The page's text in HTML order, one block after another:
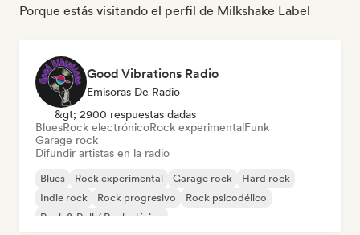
Porque estás visitando el perfil de Milkshake Label
Good Vibrations Radio
Emisoras De Radio
&gt; 2900 respuestas dadas
BluesRock electrónicoRock experimentalFunk
Garage rock
Difundir artistas en la radio
Blues Rock experimental Garage rock
Hard rock
Indie rock
Rock progresivo
Rock psicodélico
Rock & Roll / Rock clásico